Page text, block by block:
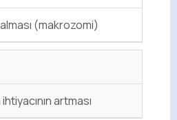
(makrozomi)
artması